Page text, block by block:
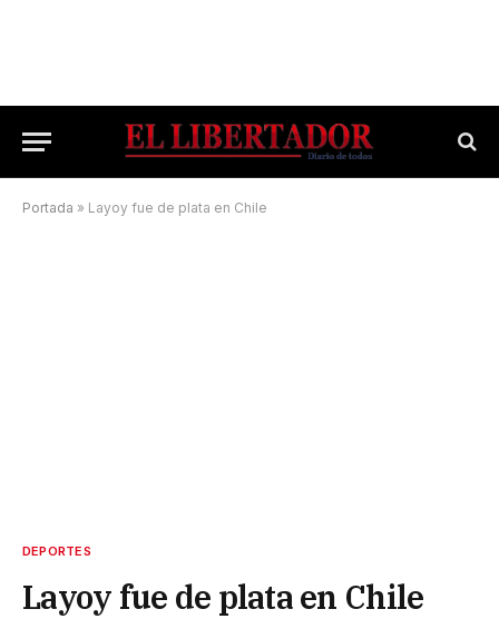
Portada » Layoy fue de plata en Chile
DEPORTES
Layoy fue de plata en Chile